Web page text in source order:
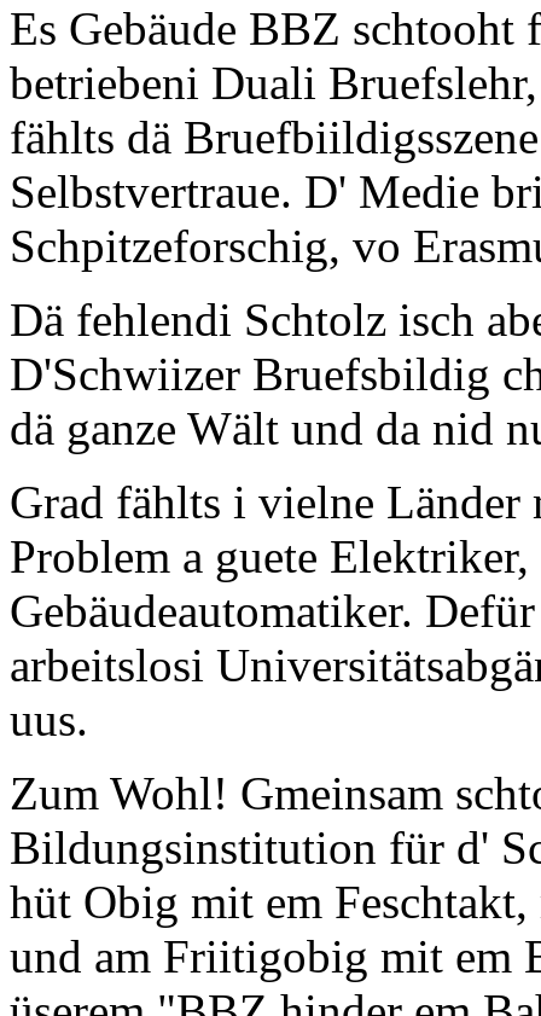
Es Gebäude BBZ
betriebeni Duali
fählts dä
Selbstvertraue. D' Medie
Schpitzeforschig, vo
Dä fehlendi Schtolz isch
D'Schwiizer Bruefsbildig
dä ganze Wält und da nid
Grad fählts i vielne
Problem a guete
Gebäudeautomatiker.
arbeitslosi
uus.
Zum Wohl! Gmeinsam
Bildungsinstitution für d'
hüt Obig mit em
und am Friitigobig mit em